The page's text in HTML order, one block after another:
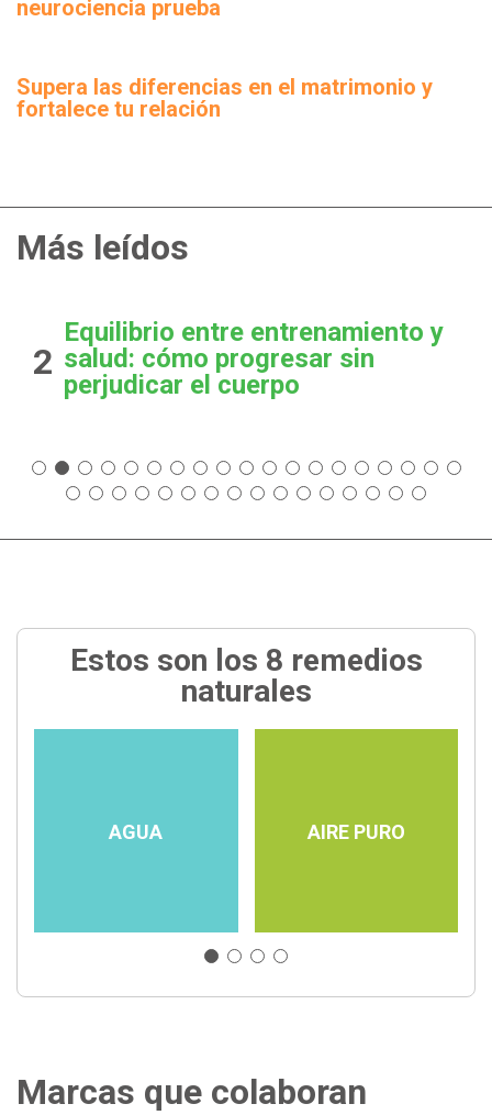
neurociencia prueba
Supera las diferencias en el matrimonio y
fortalece tu relación
Más leídos
2
Equilibrio entre entrenamiento y
salud: cómo progresar sin
perjudicar el cuerpo
Estos son los 8 remedios
naturales
AGUA AIRE PURO
Marcas que colaboran